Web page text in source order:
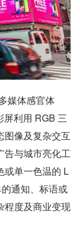
媒体感官体
屏利用 RGB 三
图像及复杂交互
告与城市亮化工
或单一色温的 L
通知、标语或
程度及商业变现